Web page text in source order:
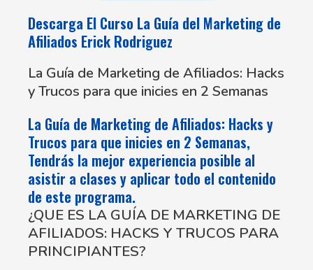
Descarga El Curso La Guía del Marketing de
Afiliados Erick Rodriguez
La Guía de Marketing de Afiliados: Hacks
y Trucos para que inicies en 2 Semanas
La Guía de Marketing de Afiliados: Hacks y
Trucos para que inicies en 2 Semanas,
Tendrás la mejor experiencia posible al
asistir a clases y aplicar todo el contenido
de este programa.
¿QUE ES LA GUÍA DE MARKETING DE
AFILIADOS: HACKS Y TRUCOS PARA
PRINCIPIANTES?